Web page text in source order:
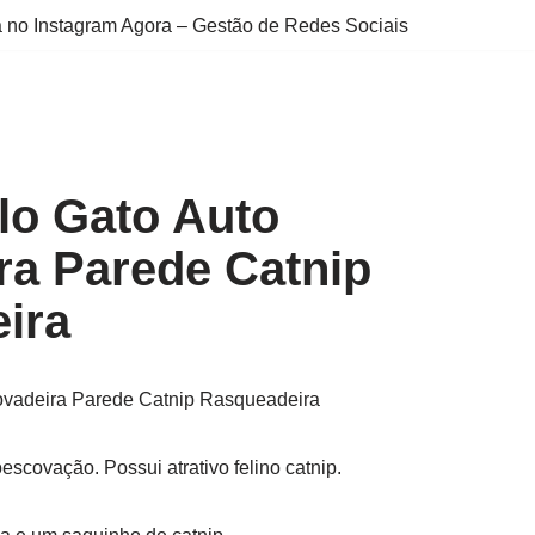
no Instagram Agora – Gestão de Redes Sociais
Gato Auto
Parede Catnip
Parede Catnip Rasqueadeira
Possui atrativo felino catnip.